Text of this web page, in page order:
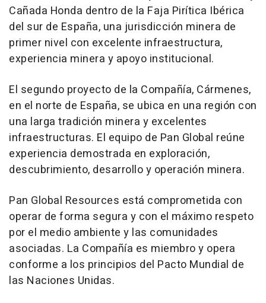
Cañada Honda dentro de la Faja Pirítica Ibérica
del sur de España, una jurisdicción minera de
primer nivel con excelente infraestructura,
experiencia minera y apoyo institucional.
El segundo proyecto de la Compañía, Cármenes,
en el norte de España, se ubica en una región con
una larga tradición minera y excelentes
infraestructuras. El equipo de Pan Global reúne
experiencia demostrada en exploración,
descubrimiento, desarrollo y operación minera.
Pan Global Resources está comprometida con
operar de forma segura y con el máximo respeto
por el medio ambiente y las comunidades
asociadas. La Compañía es miembro y opera
conforme a los principios del Pacto Mundial de
las Naciones Unidas.